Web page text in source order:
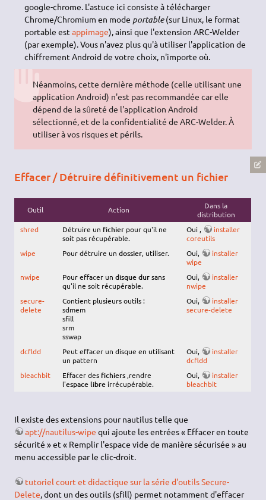
google-chrome. L'astuce ici consiste à télécharger
Chrome/Chromium en mode portable(sur Linux, le format
portable est appimage), ainsi que l'extension ARC-Welder
(par exemple). Vous n'avez plus qu'à utiliser l'application de
chiffrement Android de votre choix, n'importe où.
Néanmoins, cette dernière méthode (celle utilisant une
application Android) n'est pas recommandée car elle
dépend de la sûreté de l'application Android
sélectionné, et de la confidentialité de ARC-Welder. À
utiliser à vos risques et périls.
Effacer / Détruire définitivement un fichier
Outil Action
Dans la
distribution
shred
Détruire un fichier pour qu'il ne
soit pas récupérable.
Oui ,
installer
coreutils
wipe
Pour détruire undossier, utiliser. Oui,
installer
wipe
nwipe
Pour effacer undisque dursans
qu'il ne soit récupérable.
Oui,
installer
nwipe
secure-
delete
Contient plusieurs outils :
sdmem
sfill
srm
sswap
Oui,
installer
secure-delete
dcfldd
Peut effacer un disque en utilisant
un pattern
Oui,
installer
dcfldd
bleachbit
Effacer des fichiers ,rendre
l'espace libre irrécupérable.
Oui,
installer
bleachbit
Il existe des extensions pour nautilus telle que
apt://nautilus-wipe qui ajoute les entrées « Effacer en toute
sécurité » et « Remplir l'espace vide de manière sécurisée » au
menu accessible par le clic-droit.
tutoriel court et didactique sur la série d'outils Secure-
Delete, dont un des outils (sfill) permet notamment d'effacer